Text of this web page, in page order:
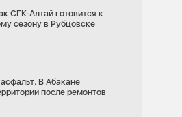
СГК-Алтай готовится к
сезону в Рубцовске
В Абакане
после ремонтов